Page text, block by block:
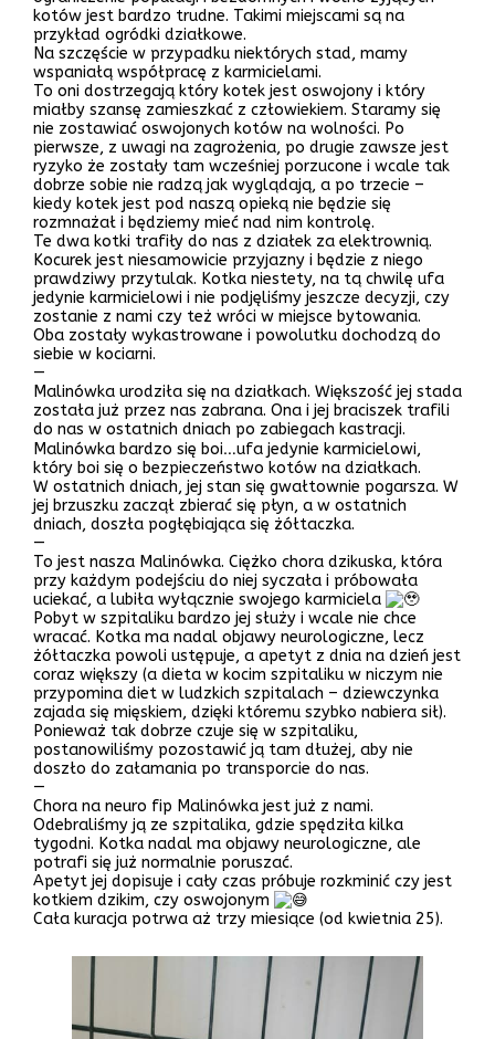
kotów jest bardzo trudne. Takimi miejscami są na
przykład ogródki działkowe.
Na szczęście w przypadku niektórych stad, mamy
wspaniałą współpracę z karmicielami.
To oni dostrzegają który kotek jest oswojony i który
miałby szansę zamieszkać z człowiekiem. Staramy się
nie zostawiać oswojonych kotów na wolności. Po
pierwsze, z uwagi na zagrożenia, po drugie zawsze jest
ryzyko że zostały tam wcześniej porzucone i wcale tak
dobrze sobie nie radzą jak wyglądają, a po trzecie –
kiedy kotek jest pod naszą opieką nie będzie się
rozmnażał i będziemy mieć nad nim kontrolę.
Te dwa kotki trafiły do nas z działek za elektrownią.
Kocurek jest niesamowicie przyjazny i będzie z niego
prawdziwy przytulak. Kotka niestety, na tą chwilę ufa
jedynie karmicielowi i nie podjęliśmy jeszcze decyzji, czy
zostanie z nami czy też wróci w miejsce bytowania.
Oba zostały wykastrowane i powolutku dochodzą do
siebie w kociarni.
—
Malinówka urodziła się na działkach. Większość jej stada
została już przez nas zabrana. Ona i jej braciszek trafili
do nas w ostatnich dniach po zabiegach kastracji.
Malinówka bardzo się boi…ufa jedynie karmicielowi,
który boi się o bezpieczeństwo kotów na działkach.
W ostatnich dniach, jej stan się gwałtownie pogarsza. W
jej brzuszku zaczął zbierać się płyn, a w ostatnich
dniach, doszła pogłębiająca się żółtaczka.
—
To jest nasza Malinówka. Ciężko chora dzikuska, która
przy każdym podejściu do niej syczała i próbowała
uciekać, a lubiła wyłącznie swojego karmiciela
Pobyt w szpitaliku bardzo jej służy i wcale nie chce
wracać. Kotka ma nadal objawy neurologiczne, lecz
żółtaczka powoli ustępuje, a apetyt z dnia na dzień jest
coraz większy (a dieta w kocim szpitaliku w niczym nie
przypomina diet w ludzkich szpitalach – dziewczynka
zajada się mięskiem, dzięki któremu szybko nabiera sił).
Ponieważ tak dobrze czuje się w szpitaliku,
postanowiliśmy pozostawić ją tam dłużej, aby nie
doszło do załamania po transporcie do nas.
—
Chora na neuro fip Malinówka jest już z nami.
Odebraliśmy ją ze szpitalika, gdzie spędziła kilka
tygodni. Kotka nadal ma objawy neurologiczne, ale
potrafi się już normalnie poruszać.
Apetyt jej dopisuje i cały czas próbuje rozkminić czy jest
kotkiem dzikim, czy oswojonym
Cała kuracja potrwa aż trzy miesiące (od kwietnia 25).